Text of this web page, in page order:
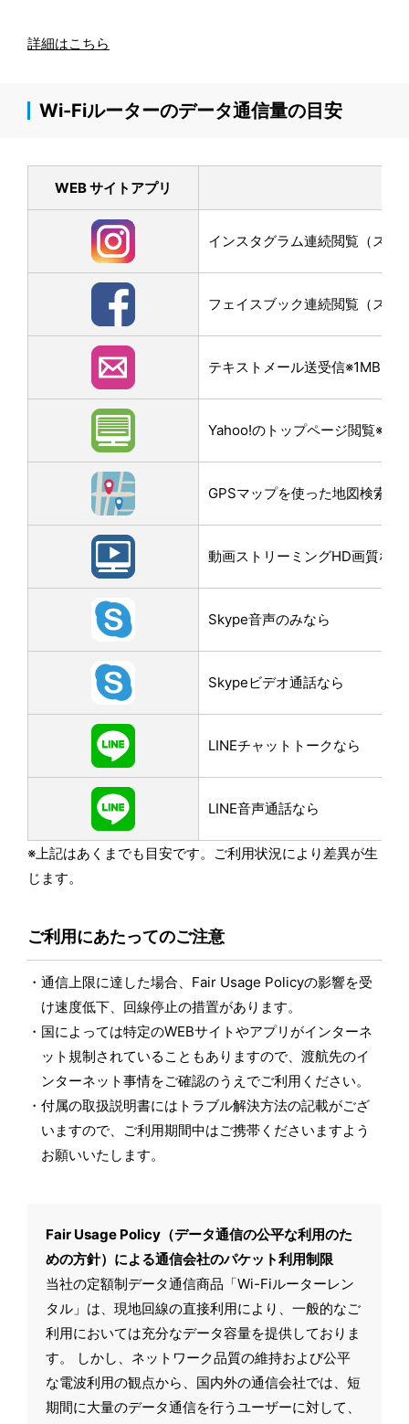
詳細はこちら
Wi-Fiルーターのデータ通信量の目安
WEB サイトアプリ
インスタグラム連続閲覧（スク
フェイスブック連続閲覧（スク
テキストメール送受信※1MB画
Yahoo!のトップページ閲覧
GPSマップを使った地図検索な
動画ストリーミングHD画質なら
Skype音声のみなら
Skypeビデオ通話なら
LINEチャットトークなら
LINE音声通話なら
※上記はあくまでも目安です。ご利用状況により差異が生
じます。
ご利用にあたってのご注意
通信上限に達した場合、Fair Usage Policyの影響を受
け速度低下、回線停止の措置があります。
国によっては特定のWEBサイトやアプリがインターネ
ット規制されていることもありますので、渡航先のイ
ンターネット事情をご確認のうえでご利用ください。
付属の取扱説明書にはトラブル解決方法の記載がござ
いますので、ご利用期間中はご携帯くださいますよう
お願いいたします。
Fair Usage Policy（データ通信の公平な利用のた
めの方針）による通信会社のパケット利用制限
当社の定額制データ通信商品「Wi-Fiルーターレン
タル」は、現地回線の直接利用により、一般的なご
利用においては充分なデータ容量を提供しておりま
す。 しかし、ネットワーク品質の維持および公平
な電波利用の観点から、国内外の通信会社では、短
期間に大量のデータ通信を行うユーザーに対して、